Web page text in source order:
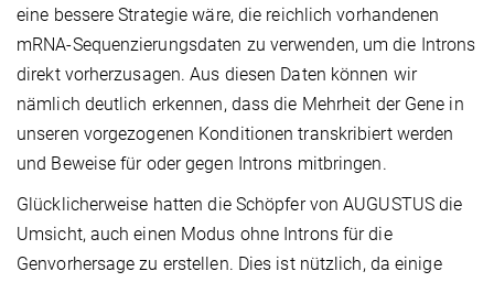
eine bessere Strategie wäre, die reichlich vorhandenen
mRNA-Sequenzierungsdaten zu verwenden, um die Introns
direkt vorherzusagen. Aus diesen Daten können wir
nämlich deutlich erkennen, dass die Mehrheit der Gene in
unseren vorgezogenen Konditionen transkribiert werden
und Beweise für oder gegen Introns mitbringen.
Glücklicherweise hatten die Schöpfer von AUGUSTUS die
Umsicht, auch einen Modus ohne Introns für die
Genvorhersage zu erstellen. Dies ist nützlich, da einige